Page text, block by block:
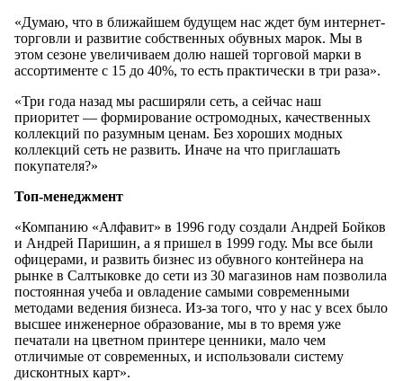
«Думаю, что в ближайшем будущем нас ждет бум интернет-
торговли и развитие собственных обувных марок. Мы в
этом сезоне увеличиваем долю нашей торговой марки в
ассортименте с 15 до 40%, то есть практически в три раза».
«Три года назад мы расширяли сеть, а сейчас наш
приоритет — формирование остромодных, качественных
коллекций по разумным ценам. Без хороших модных
коллекций сеть не развить. Иначе на что приглашать
покупателя?»
Топ-менеджмент
«Компанию «Алфавит» в 1996 году создали Андрей Бойков
и Андрей Паришин, а я пришел в 1999 году. Мы все были
офицерами, и развить бизнес из обувного контейнера на
рынке в Салтыковке до сети из 30 магазинов нам позволила
постоянная учеба и овладение самыми современными
методами ведения бизнеса. Из-за того, что у нас у всех было
высшее инженерное образование, мы в то время уже
печатали на цветном принтере ценники, мало чем
отличимые от современных, и использовали систему
дисконтных карт».